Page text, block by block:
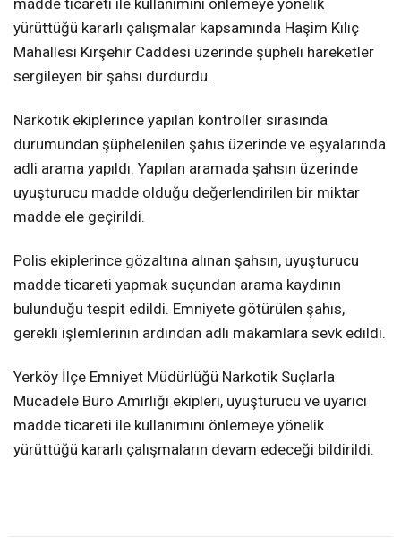
madde ticareti ile kullanımını önlemeye yönelik
yürüttüğü kararlı çalışmalar kapsamında Haşim Kılıç
Mahallesi Kırşehir Caddesi üzerinde şüpheli hareketler
sergileyen bir şahsı durdurdu.
Narkotik ekiplerince yapılan kontroller sırasında
durumundan şüphelenilen şahıs üzerinde ve eşyalarında
adli arama yapıldı. Yapılan aramada şahsın üzerinde
uyuşturucu madde olduğu değerlendirilen bir miktar
madde ele geçirildi.
Polis ekiplerince gözaltına alınan şahsın, uyuşturucu
madde ticareti yapmak suçundan arama kaydının
bulunduğu tespit edildi. Emniyete götürülen şahıs,
gerekli işlemlerinin ardından adli makamlara sevk edildi.
Yerköy İlçe Emniyet Müdürlüğü Narkotik Suçlarla
Mücadele Büro Amirliği ekipleri, uyuşturucu ve uyarıcı
madde ticareti ile kullanımını önlemeye yönelik
yürüttüğü kararlı çalışmaların devam edeceği bildirildi.